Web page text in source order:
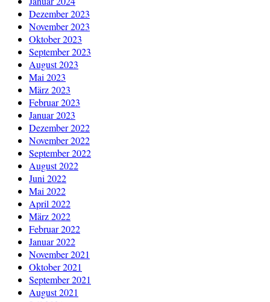
Dezember 2023
November 2023
Oktober 2023
September 2023
August 2023
Mai 2023
März 2023
Februar 2023
Januar 2023
Dezember 2022
November 2022
September 2022
August 2022
Juni 2022
Mai 2022
April 2022
März 2022
Februar 2022
Januar 2022
November 2021
Oktober 2021
September 2021
August 2021